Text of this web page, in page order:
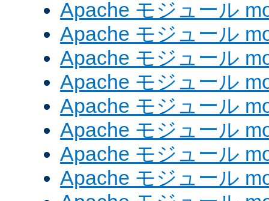
Apache モジュール
Apache モジュール
Apache モジュール
Apache モジュール
Apache モジュール
Apache モジュール
Apache モジュール
Apache モジュール